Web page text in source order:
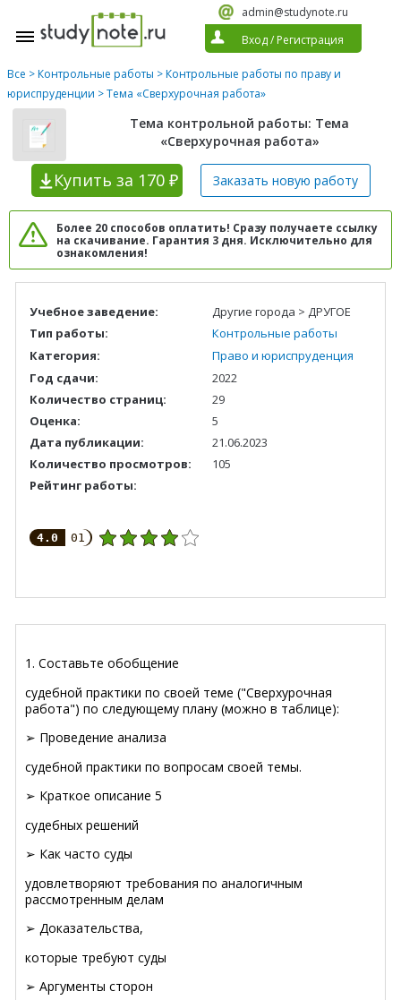
admin@studynote.ru
Вход/ Регистрация
Все >Контрольные работы >Контрольные работы по праву и
юриспруденции > Тема «Сверхурочная работа»
Тема контрольной работы: Тема
«Сверхурочная работа»
Купить за 170 ₽ Заказать новую работу
Более 20 способов оплатить! Сразу получаете ссылку
на скачивание. Гарантия 3 дня. Исключительно для
ознакомления!
Учебное заведение:
Другие города > ДРУГОЕ
Тип работы:
Контрольные работы
Категория:
Право и юриспруденция
Год сдачи:
2022
Количество страниц:
29
Оценка:
5
Дата публикации:
21.06.2023
Количество просмотров:
105
Рейтинг работы:
4.0 01
1. Составьте обобщение
судебной практики по своей теме ("Сверхурочная
работа") по следующему плану (можно в таблице):
➢ Проведение анализа
судебной практики по вопросам своей темы.
➢ Краткое описание 5
судебных решений
➢ Как часто суды
удовлетворяют требования по аналогичным
рассмотренным делам
➢ Доказательства,
которые требуют суды
➢ Аргументы сторон